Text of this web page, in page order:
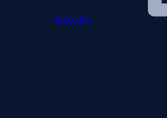
linkedin